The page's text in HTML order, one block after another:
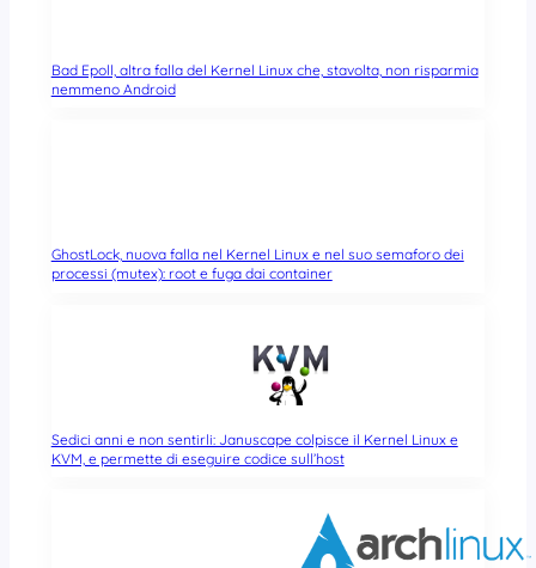
Bad Epoll, altra falla del Kernel Linux che, stavolta, non risparmia
nemmeno Android
GhostLock, nuova falla nel Kernel Linux e nel suo semaforo dei
processi (mutex): root e fuga dai container
Sedici anni e non sentirli: Januscape colpisce il Kernel Linux e
KVM, e permette di eseguire codice sull’host